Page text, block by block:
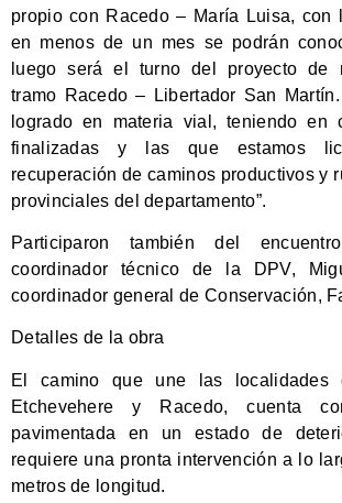
propio con Racedo – María Luisa, con
en menos de un mes se podrán
luego será el turno del proyecto de
tramo Racedo – Libertador San
logrado en materia vial, teniendo en
finalizadas y las que estamos
recuperación de caminos productivos y
provinciales del departamento”.
Participaron también del
coordinador técnico de la DPV,
coordinador general de Conservación,
Detalles de la obra
El camino que une las localidades
Etchevehere y Racedo, cuenta
pavimentada en un estado de
requiere una pronta intervención a lo
metros de longitud.